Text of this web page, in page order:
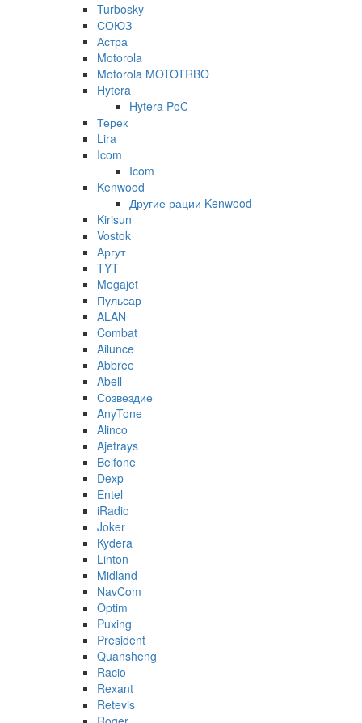
Turbosky
СОЮЗ
Астра
Motorola
Motorola MOTOTRBO
Hytera
Hytera PoC
Терек
Lira
Icom
Icom
Kenwood
Другие рации Kenwood
Kirisun
Vostok
Аргут
TYT
Megajet
Пульсар
ALAN
Combat
Ailunce
Abbree
Abell
Созвездие
AnyTone
Alinco
Ajetrays
Belfone
Dexp
Entel
iRadio
Joker
Kydera
Linton
Midland
NavCom
Optim
Puxing
President
Quansheng
Racio
Rexant
Retevis